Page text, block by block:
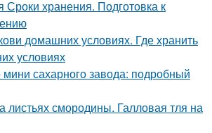
хранения. Подготовка к
домашних условиях. Где хранить
условиях
мини сахарного завода: подробный
листьях смородины. Галловая тля на